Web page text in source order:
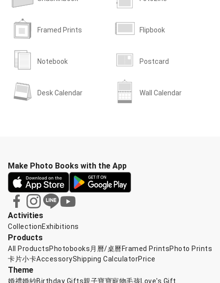
Framed Prints Flipbook
Notebook Postcard
Desk Calendar Wall Calendar
Activities
CollectionExhibitions
Products
All ProductsPhotobooks 月曆/桌曆Framed PrintsPhoto Prints
卡片小卡AccessoryShipping CalculatorPrice
Theme
婚禮婚紗Birthday Gifts親子寶寶寵物毛孩Love's Gift
Make Photo Books with the App